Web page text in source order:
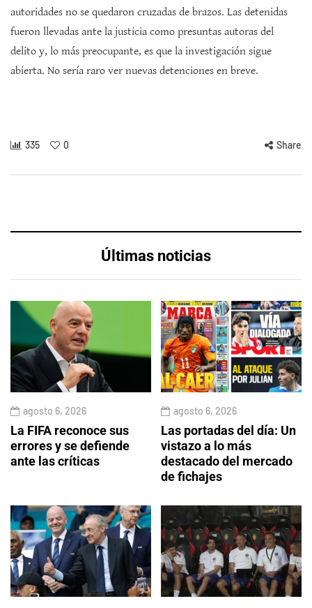
autoridades no se quedaron cruzadas de brazos. Las detenidas
fueron llevadas ante la justicia como presuntas autoras del
delito y, lo más preocupante, es que la investigación sigue
abierta. No sería raro ver nuevas detenciones en breve.
335 0 Share
Últimas noticias
agosto 6, 2026
La FIFA reconoce sus
errores y se defiende
ante las críticas
agosto 6, 2026
Las portadas del día: Un
vistazo a lo más
destacado del mercado
de fichajes